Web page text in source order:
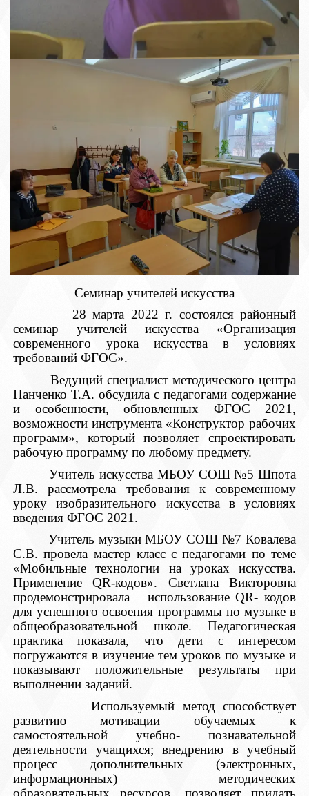
Семинар учителей искусства
28 марта 2022 г. состоялся районный
семинар учителей искусства «Организация
современного урока искусства в условиях
требований ФГОС».
Ведущий специалист методического центра
Панченко Т.А. обсудила с педагогами содержание
и особенности, обновленных ФГОС 2021,
возможности инструмента «Конструктор рабочих
программ», который позволяет спроектировать
рабочую программу по любому предмету.
Учитель искусства МБОУ СОШ №5 Шпота
Л.В. рассмотрела требования к современному
уроку изобразительного искусства в условиях
введения ФГОС 2021.
Учитель музыки МБОУ СОШ №7 Ковалева
С.В. провела мастер класс с педагогами по теме
«Мобильные технологии на уроках искусства.
ПрименениеQR-кодов». Светлана Викторовна
продемонстрировала использованиеQR- кодов
для успешного освоения программы по музыке в
общеобразовательной школе. Педагогическая
практика показала, что дети с интересом
погружаются в изучение тем уроков по музыке и
показывают положительные результаты при
выполнении заданий.
Используемый метод способствует
развитию мотивации обучаемых к
самостоятельной учебно- познавательной
деятельности учащихся; внедрению в учебный
процесс дополнительных (электронных,
информационных) методических
образовательных ресурсов, позволяет придать